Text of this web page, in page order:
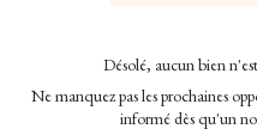
Désolé, aucun bien
Ne manquez pas les prochaines
informé dès qu'un